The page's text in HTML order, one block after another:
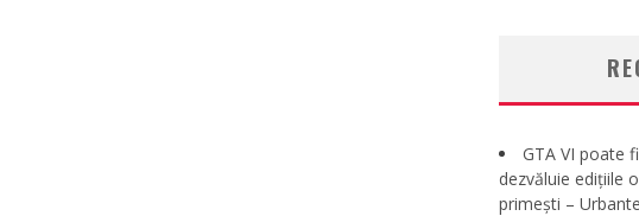
GTA VI poate
dezvăluie edițiile
primești –